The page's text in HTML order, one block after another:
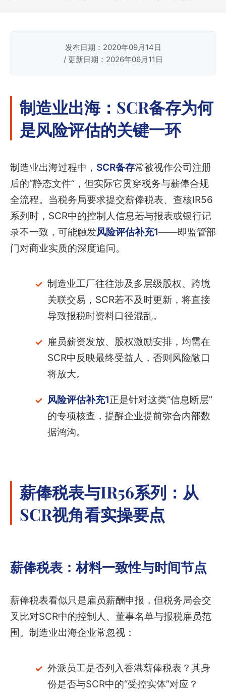
发布日期：2020年09月14日
/ 更新日期：2026年06月11日
制造业出海：SCR备存为何
是风险评估的关键一环
制造业出海过程中， SCR备存常被视作公司注册
后的“静态文件”，但实际它贯穿税务与薪俸合规
全流程。当税务局要求提交薪俸税表、查核IR56
系列时，SCR中的控制人信息若与报表或银行记
录不一致，可能触发风险评估补充1——即监管部
门对商业实质的深度追问。
制造业工厂往往涉及多层级股权、跨境
关联交易，SCR若不及时更新，将直接
导致报税时资料口径混乱。
雇员薪资发放、股权激励安排，均需在
SCR中反映最终受益人，否则风险敞口
将放大。
风险评估补充1正是针对这类“信息断层”
的专项核查，提醒企业提前弥合内部数
据鸿沟。
薪俸税表与IR56系列：从
SCR视角看实操要点
薪俸税表：材料一致性与时间节点
薪俸税表看似只是雇员薪酬申报，但税务局会交
叉比对SCR中的控制人、董事名单与报税雇员范
围。制造业出海企业常忽视：
外派员工是否列入香港薪俸税表？其身
份是否与SCR中的“受控实体”对应？